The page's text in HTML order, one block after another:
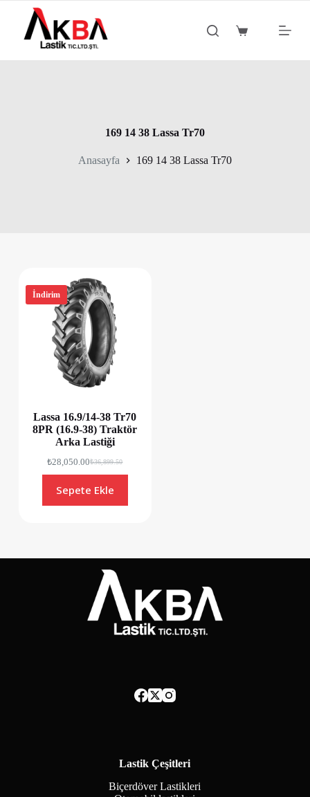
Shopping
169 14 38 Lassa Tr70
Anasayfa 169 14 38 Lassa Tr70
İndirim
Lassa 16.9/14-38 Tr70
8PR (16.9-38) Traktör
Arka Lastiği
₺36,899.50
₺28,050.00
Sepete Ekle
Lastik Çeşitleri
Biçerdöver Lastikleri